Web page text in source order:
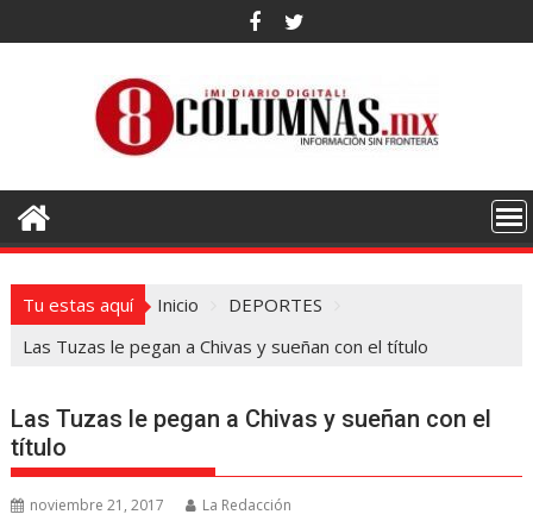
al
Tu estas aquí Inicio
DEPORTES
Las Tuzas le pegan a Chivas y sueñan con el título
Las Tuzas le pegan a Chivas y sueñan con el
título
noviembre 21, 2017 La Redacción